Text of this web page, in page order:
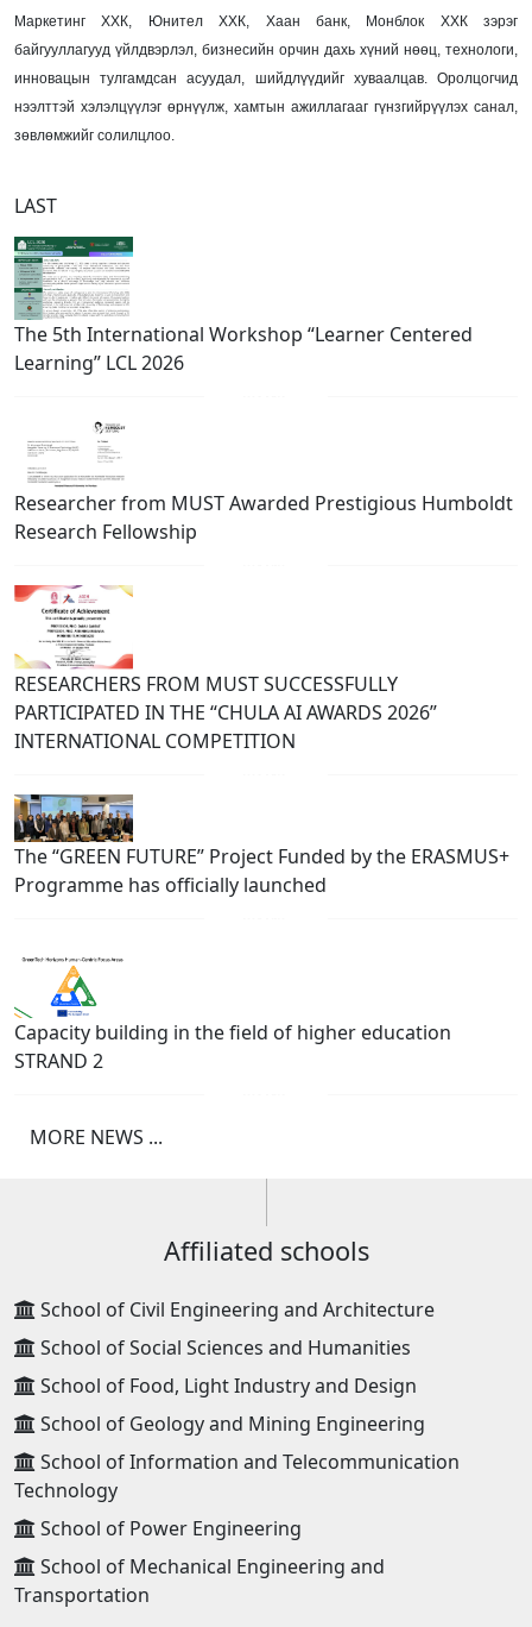
Маркетинг ХХК, Юнител ХХК, Хаан банк, Монблок ХХК зэрэг
байгууллагууд үйлдвэрлэл, бизнесийн орчин дахь хүний нөөц, технологи,
инновацын тулгамдсан асуудал, шийдлүүдийг хуваалцав. Оролцогчид
нээлттэй хэлэлцүүлэг өрнүүлж, хамтын ажиллагааг гүнзгийрүүлэх санал,
зөвлөмжийг солилцлоо.
LAST
The 5th International Workshop “Learner Centered
Learning” LCL 2026
Researcher from MUST Awarded Prestigious Humboldt
Research Fellowship
RESEARCHERS FROM MUST SUCCESSFULLY
PARTICIPATED IN THE “CHULA AI AWARDS 2026”
INTERNATIONAL COMPETITION
The “GREEN FUTURE” Project Funded by the ERASMUS+
Programme has officially launched
Capacity building in the field of higher education
STRAND 2
MORE NEWS ...
Affiliated schools
School of Civil Engineering and Architecture
School of Social Sciences and Humanities
School of Food, Light Industry and Design
School of Geology and Mining Engineering
School of Information and Telecommunication
Technology
School of Power Engineering
School of Mechanical Engineering and
Transportation